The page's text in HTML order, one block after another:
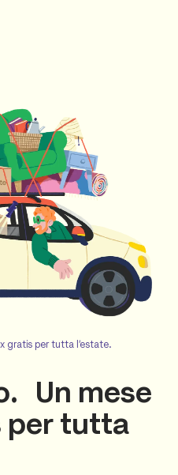
gratis per tutta l’estate.
Un mese
per tutta